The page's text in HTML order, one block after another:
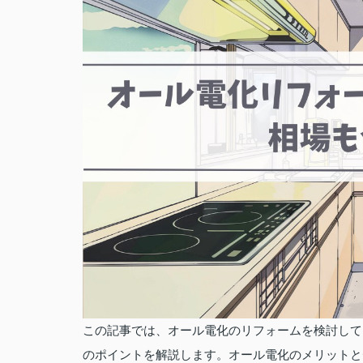
この記事では、オール電化のリフォームを検討し
のポイントを解説します。オール電化のメリット